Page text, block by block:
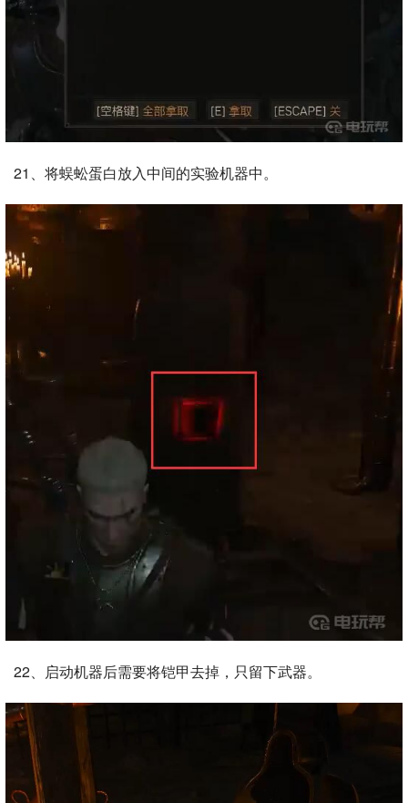
21、将蜈蚣蛋白放入中间的实验机器中。
22、启动机器后需要将铠甲去掉，只留下武器。